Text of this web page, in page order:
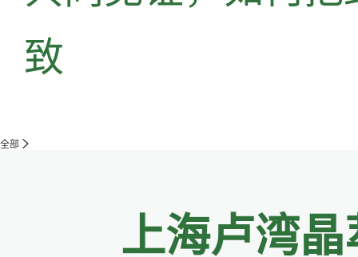
致
全部
上海卢湾晶